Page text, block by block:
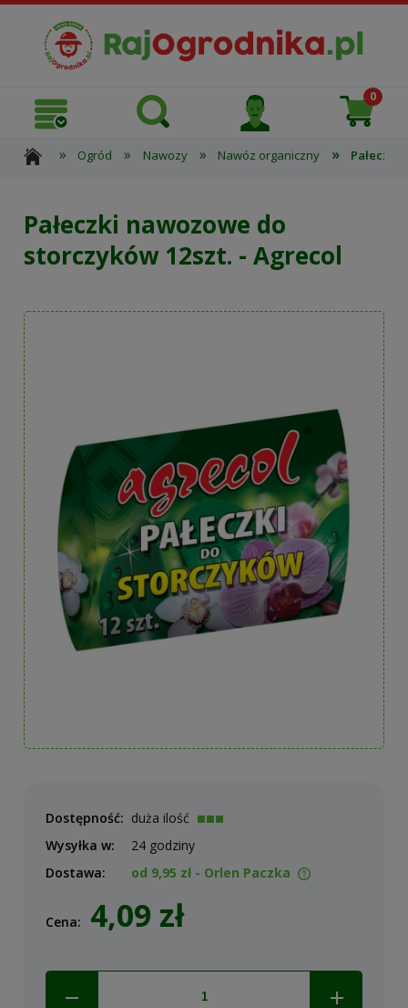
» Ogród » Nawozy » Nawóz organiczny » Pałeczki
Pałeczki nawozowe do
storczyków 12szt. - Agrecol
Dostępność: duża ilość
Wysyłka w:
24 godziny
Dostawa:
od 9,95 zł - Orlen Paczka
Cena: 4,09 zł